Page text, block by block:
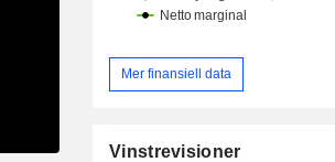
Mer finansiell data
Vinstrevisioner